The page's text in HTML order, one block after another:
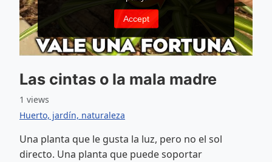
Las cintas o la mala madre
1 views
Huerto, jardín, naturaleza
Una planta que le gusta la luz, pero no el sol
directo. Una planta que puede soportar